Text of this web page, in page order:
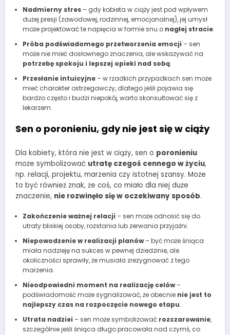
Nadmierny stres– gdy kobieta w ciąży jest pod wpływem
dużej presji (zawodowej, rodzinnej, emocjonalnej), jej umysł
może projektować te napięcia w formie snu o nagłej stracie.
Próba podświadomego przetworzenia emocji – sen
może nie mieć dosłownego znaczenia, ale wskazywać na
potrzebę spokoju i lepszej opieki nad sobą.
Przesłanie intuicyjne– w rzadkich przypadkach sen może
mieć charakter ostrzegawczy, dlatego jeśli pojawia się
bardzo często i budzi niepokój, warto skonsultować się z
lekarzem.
Sen o poronieniu, gdy nie jest się w ciąży
Dla kobiety, która nie jest w ciąży, sen o poronieniu
może symbolizować utratę czegoś cennego w życiu,
np. relacji, projektu, marzenia czy istotnej szansy. Może
to być również znak, że coś, co miało dla niej duże
znaczenie, nie rozwinęło się w oczekiwany sposób.
Zakończenie ważnej relacji – sen może odnosić się do
utraty bliskiej osoby, rozstania lub zerwania przyjaźni.
Niepowodzenie w realizacji planów– być może śniąca
miała nadzieję na sukces w pewnej dziedzinie, ale
okoliczności sprawiły, że musiała zrezygnować z tego
marzenia.
Nieodpowiedni moment na realizację celów–
podświadomość może sygnalizować, że obecnie nie jest to
najlepszy czas na rozpoczęcie nowego etapu.
Utrata nadziei – sen może symbolizować rozczarowanie,
szczególnie jeśli śniąca długo pracowała nad czymś, co